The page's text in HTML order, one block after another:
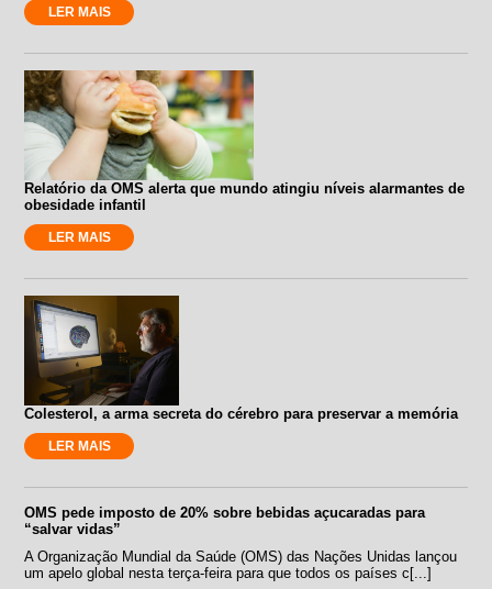
LER MAIS
Relatório da OMS alerta que mundo atingiu níveis alarmantes de
obesidade infantil
LER MAIS
Colesterol, a arma secreta do cérebro para preservar a memória
LER MAIS
OMS pede imposto de 20% sobre bebidas açucaradas para
“salvar vidas”
A Organização Mundial da Saúde (OMS) das Nações Unidas lançou
um apelo global nesta terça-feira para que todos os países c[...]